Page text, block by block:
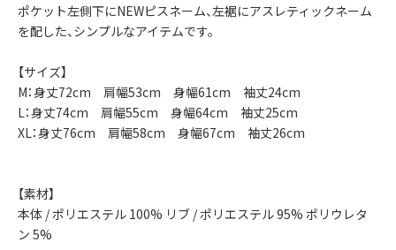
ポケット左側下にNEWピスネーム、左裾にアスレティックネーム
を配した、シンプルなアイテムです。
【サイズ】
M：身丈72cm 肩幅53cm 身幅61cm 袖丈24cm
L：身丈74cm 肩幅55cm 身幅64cm 袖丈25cm
XL：身丈76cm 肩幅58cm 身幅67cm 袖丈26cm
【素材】
本体 / ポリエステル 100% リブ / ポリエステル 95% ポリウレタ
ン 5%